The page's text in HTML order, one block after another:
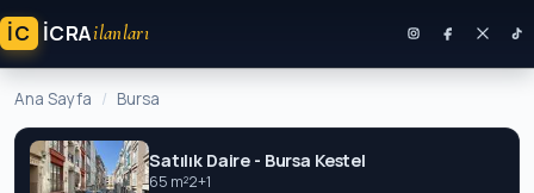
İC ICRAilanları
Ana Sayfa Bursa
Satılık Daire - Bursa Kestel
65 m²2+1